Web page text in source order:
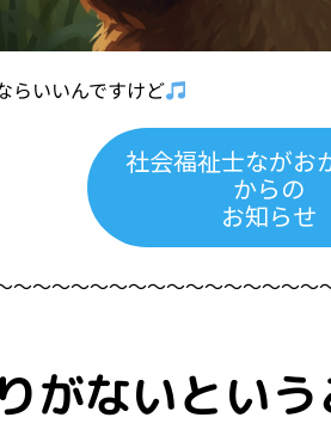
らいいんですけど
社会福祉士ながお
からの
お知らせ
〜〜〜〜〜〜〜〜〜〜〜〜〜〜〜
がないという